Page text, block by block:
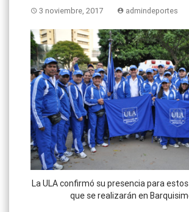
3 noviembre, 2017 admindeportes
La ULA confirmó su presencia para
que se realizarán en